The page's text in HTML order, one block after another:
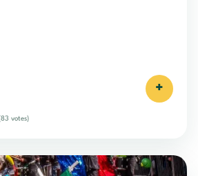
+
votes)